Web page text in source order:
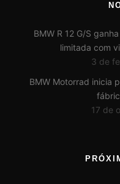
BMW R 12 G/S
limitada com
3 de
BMW Motorrad inicia
17 de